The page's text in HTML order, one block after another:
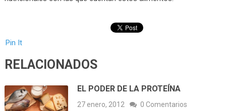
Pin It
RELACIONADOS
EL PODER DE LA PROTEÍNA
27 enero, 2012 0 Comentarios